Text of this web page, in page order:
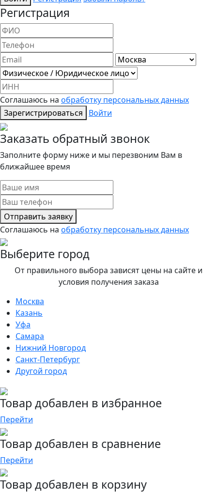
Регистрация
Соглашаюсь на обработку персональных данных
Зарегистрироваться
Войти
Заказать обратный звонок
Заполните форму ниже и мы перезвоним Вам в
ближайшее время
Отправить заявку
Соглашаюсь на обработку персональных данных
Выберите город
От правильного выбора зависят цены на сайте и
условия получения заказа
Москва
Казань
Уфа
Самара
Нижний Новгород
Санкт-Петербург
Другой город
Товар добавлен в избранное
Перейти
Товар добавлен в сравнение
Перейти
Товар добавлен в корзину